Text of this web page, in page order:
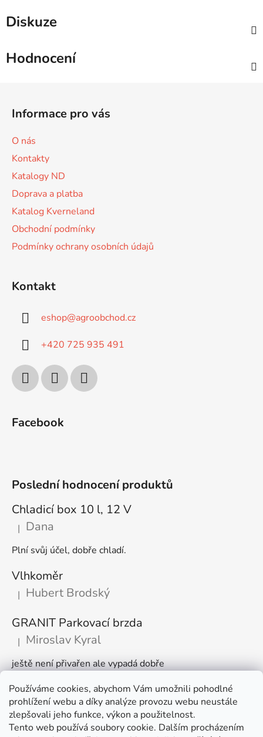
Používáme cookies, abychom Vám umožnili pohodlné
prohlížení webu a díky analýze provozu webu neustále
zlepšovali jeho funkce, výkon a použitelnost.
Tento web používá soubory cookie. Dalším procházením
Diskuze
Hodnocení
Informace pro vás
O nás
Kontakty
Katalogy ND
Doprava a platba
Katalog Kverneland
Obchodní podmínky
Podmínky ochrany osobních údajů
Kontakt
eshop@agroobchod.cz
+420 725 935 491
Facebook
Poslední hodnocení produktů
Chladicí box 10 l, 12 V
Hodnocení produktu je 5 z 5 hvězdiček.
| Dana
Plní svůj účel, dobře chladí.
Vlhkoměr
Hodnocení produktu je 5 z 5 hvězdiček.
| Hubert Brodský
GRANIT Parkovací brzda
Hodnocení produktu je 5 z 5 hvězdiček.
| Miroslav Kyral
ještě není přivařen ale vypadá dobře
Články
🌾 Prodlužujeme otevírací dobu na sezónu